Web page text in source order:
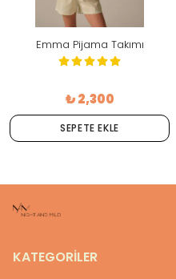
Emma Pijama Takımı
₺ 2,300
SEPETE EKLE
KATEGORİLER